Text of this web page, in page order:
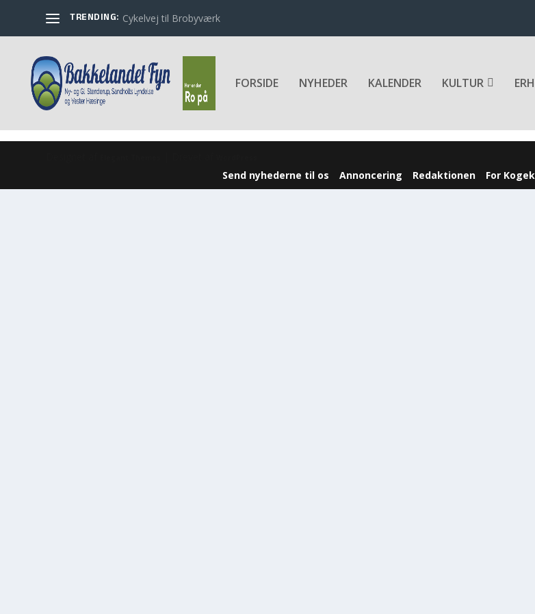
TRENDING: Cykelvej til Brobyværk
FORSIDE NYHEDER KALENDER KULTUR
Send nyhederne til os Annoncering Redaktionen For